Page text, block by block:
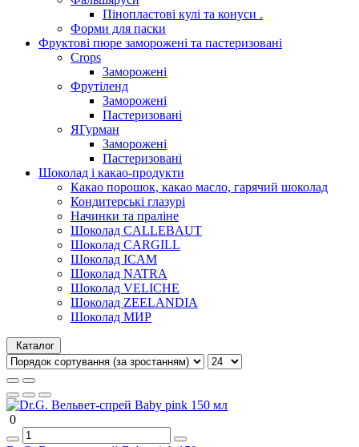
Пінопластові кулі та конуси .
Форми для паски
Фруктові пюре заморожені та пастеризовані
Crops
Заморожені
Фрутіленд
Заморожені
Пастеризовані
ЯГурман
Заморожені
Пастеризовані
Шоколад і какао-продукти
Какао порошок, какао масло, гарячий шоколад
Кондитерські глазурі
Начинки та праліне
Шоколад CALLEBAUT
Шоколад CARGILL
Шоколад ICAM
Шоколад NATRA
Шоколад VELICHE
Шоколад ZEELANDIA
Шоколад МИР
Каталог
0